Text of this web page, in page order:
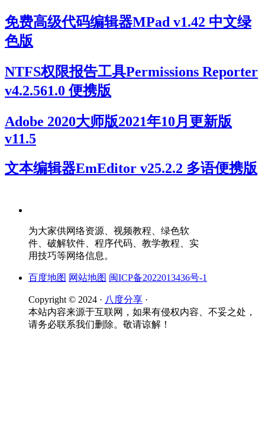
免费高级代码编辑器MPad v1.42 中文绿
色版
NTFS权限报告工具Permissions Reporter
v4.2.561.0 便携版
Adobe 2020大师版2021年10月更新版
v11.5
文本编辑器EmEditor v25.2.2 多语便携版
为大家供网络资源、视频教程、绿色软
件、破解软件、程序代码、教学教程、实
用技巧等网络信息。
百度地图 网站地图 闽ICP备2022013436号-1
Copyright © 2024 · 八度分享 ·
本站内容来源于互联网，如果有侵权内容、不妥之处，
请务必联系我们删除。敬请谅解！